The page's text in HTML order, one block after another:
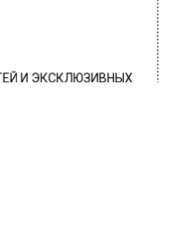
И ЭКСКЛЮЗИВНЫХ